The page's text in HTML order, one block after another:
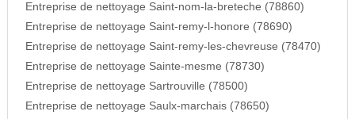
Entreprise de nettoyage Saint-nom-la-breteche (78860)
Entreprise de nettoyage Saint-remy-l-honore (78690)
Entreprise de nettoyage Saint-remy-les-chevreuse (78470)
Entreprise de nettoyage Sainte-mesme (78730)
Entreprise de nettoyage Sartrouville (78500)
Entreprise de nettoyage Saulx-marchais (78650)